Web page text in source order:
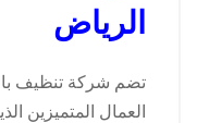
الرياض
تضم شركة تنظيف
العمال المتميزين